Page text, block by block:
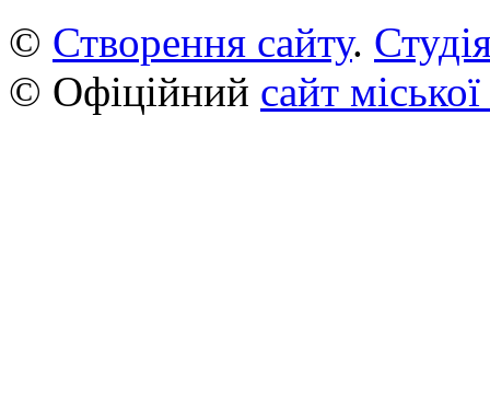
© Створення сайту.
© Офіційний сайт